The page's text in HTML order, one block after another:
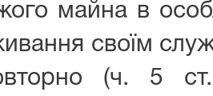
майна в
своїм
(ч. 5